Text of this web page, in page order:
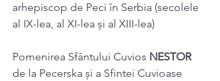
arhepiscop de Peci în Serbia (secolele
al IX-lea, al XI-lea și al XIII-lea)
Pomenirea Sfântului Cuvios NESTOR
de la Pecerska și a Sfintei Cuvioase